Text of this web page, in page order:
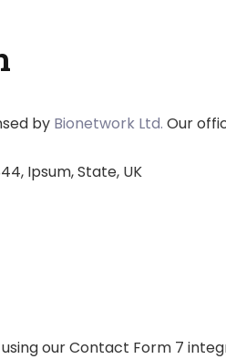
by Bionetwork Ltd. Our
Ipsum, State, UK
our Contact Form 7